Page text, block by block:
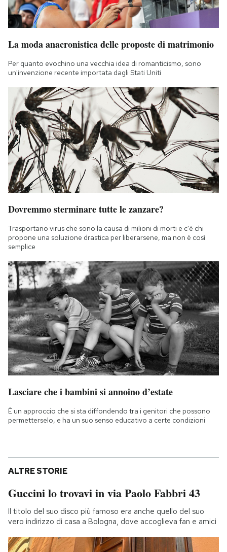
La moda anacronistica delle proposte di matrimonio
Per quanto evochino una vecchia idea di romanticismo, sono
un'invenzione recente importata dagli Stati Uniti
Dovremmo sterminare tutte le zanzare?
Trasportano virus che sono la causa di milioni di morti e c'è chi
propone una soluzione drastica per liberarsene, ma non è così
semplice
Lasciare che i bambini si annoino d’estate
È un approccio che si sta diffondendo tra i genitori che possono
permetterselo, e ha un suo senso educativo a certe condizioni
ALTRE STORIE
Guccini lo trovavi in via Paolo Fabbri 43
Il titolo del suo disco più famoso era anche quello del suo
vero indirizzo di casa a Bologna, dove accoglieva fan e amici